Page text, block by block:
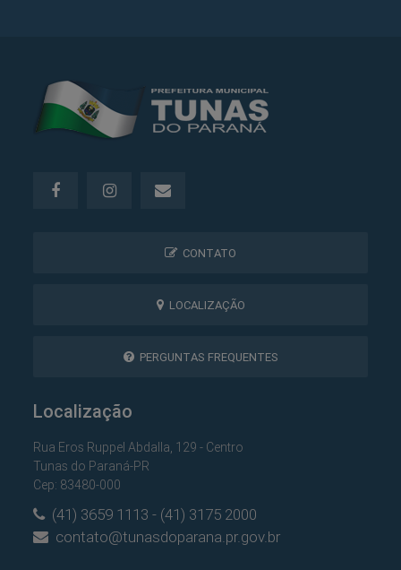
CONTATO
LOCALIZAÇÃO
PERGUNTAS FREQUENTES
Localização
Rua Eros Ruppel Abdalla, 129 - Centro
Tunas do Paraná-PR
Cep: 83480-000
(41) 3659 1113 - (41) 3175 2000
contato@tunasdoparana.pr.gov.br